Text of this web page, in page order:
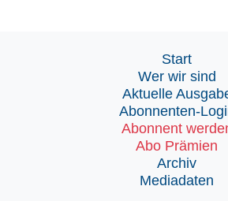
Start
Wer wir sind
Aktuelle
Abonnenten-
Abonnent
Abo Prämien
Archiv
Mediadaten